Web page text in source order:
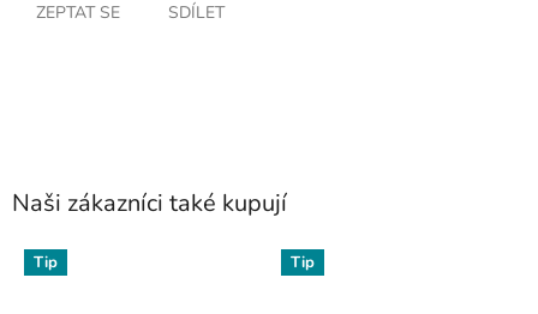
ZEPTAT SE SDÍLET
Naši zákazníci také kupují
Tip Tip